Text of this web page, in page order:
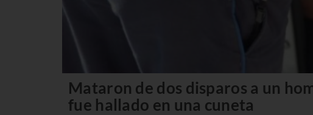
Mataron de dos disparos a un
fue hallado en una cuneta